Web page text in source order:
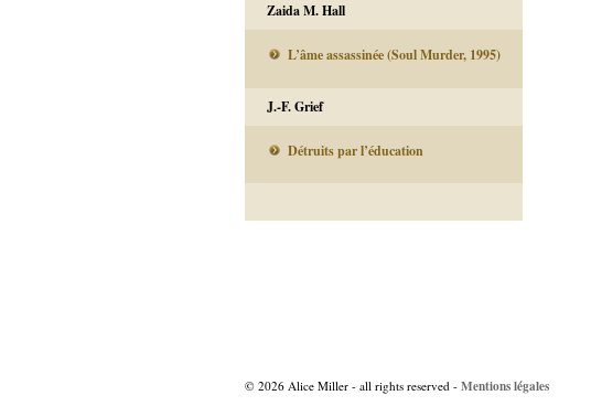
Zaida M. Hall
L’âme assassinée (Soul Murder, 1995)
J.-F. Grief
Détruits par l’éducation
© 2026 Alice Miller - all rights reserved -Mentions légales